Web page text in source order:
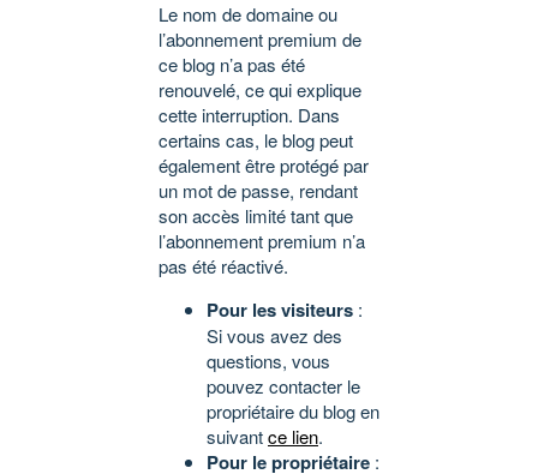
Le nom de domaine ou
l’abonnement premium de
ce blog n’a pas été
renouvelé, ce qui explique
cette interruption. Dans
certains cas, le blog peut
également être protégé par
un mot de passe, rendant
son accès limité tant que
l’abonnement premium n’a
pas été réactivé.
Pour les visiteurs :
Si vous avez des
questions, vous
pouvez contacter le
propriétaire du blog en
suivantce lien.
Pour le propriétaire :